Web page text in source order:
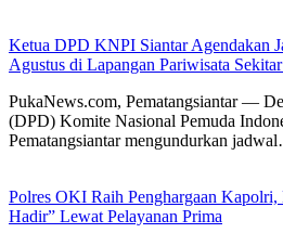
Ketua DPD KNPI Siantar Agendakan
Agustus di Lapangan Pariwisata
PukaNews.com, Pematangsiantar —
(DPD) Komite Nasional Pemuda
Pematangsiantar mengundurkan
Polres OKI Raih Penghargaan
Hadir” Lewat Pelayanan Prima